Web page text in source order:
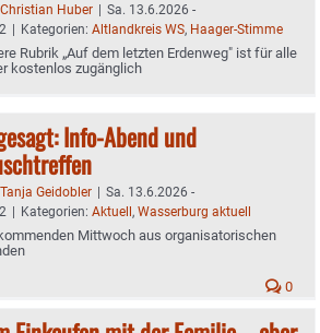
Christian Huber | Sa. 13.6.2026 -
| Kategorien: Altlandkreis WS, Haager-Stimme
Rubrik „Auf dem letzten Erdenweg" ist für alle
kostenlos zugänglich
Info-Abend und
Tanja Geidobler | Sa. 13.6.2026 -
| Kategorien: Aktuell, Wasserburg aktuell
Mittwoch aus organisatorischen
0